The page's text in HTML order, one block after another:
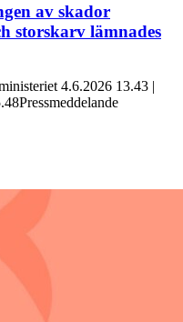
av skador
storskarv lämnades
4.6.2026 13.43 |